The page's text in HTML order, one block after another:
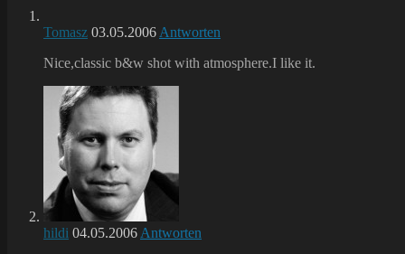
Tomasz 03.05.2006 Antworten
Nice,classic b&w shot with atmosphere.I like it.
hildi 04.05.2006 Antworten